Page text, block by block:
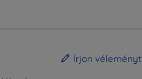
Írjon véleményt